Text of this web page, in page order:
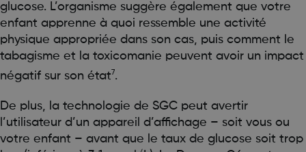
glucose. L’organisme suggère également que votre
enfant apprenne à quoi ressemble une activité
physique appropriée dans son cas, puis comment le
tabagisme et la toxicomanie peuvent avoir un impact
négatif sur son état 7.
De plus, la technologie de SGC peut avertir
l’utilisateur d’un appareil d’affichage – soit vous ou
votre enfant – avant que le taux de glucose soit trop